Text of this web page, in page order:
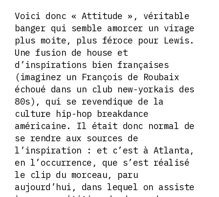
Voici donc « Attitude », véritable
banger qui semble amorcer un virage
plus moite, plus féroce pour Lewis.
Une fusion de house et
d’inspirations bien françaises
(imaginez un François de Roubaix
échoué dans un club new-yorkais des
80s), qui se revendique de la
culture hip-hop breakdance
américaine. Il était donc normal de
se rendre aux sources de
l’inspiration : et c’est à Atlanta,
en l’occurrence, que s’est réalisé
le clip du morceau, paru
aujourd’hui, dans lequel on assiste